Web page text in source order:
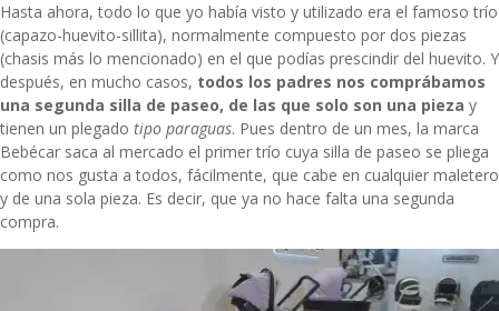
Hasta ahora, todo lo que yo había visto y utilizado era el famoso trío
(capazo-huevito-sillita), normalmente compuesto por dos piezas
(chasis más lo mencionado) en el que podías prescindir del huevito. Y
después, en mucho casos, todos los padres nos comprábamos
una segunda silla de paseo, de las que solo son una pieza y
tienen un plegado tipo paraguas. Pues dentro de un mes, la marca
Bebécar saca al mercado el primer trío cuya silla de paseo se pliega
como nos gusta a todos, fácilmente, que cabe en cualquier maletero
y de una sola pieza. Es decir, que ya no hace falta una segunda
compra.